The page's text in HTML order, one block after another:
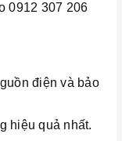
0912 307 206
điện và bảo
hiệu quả nhất.